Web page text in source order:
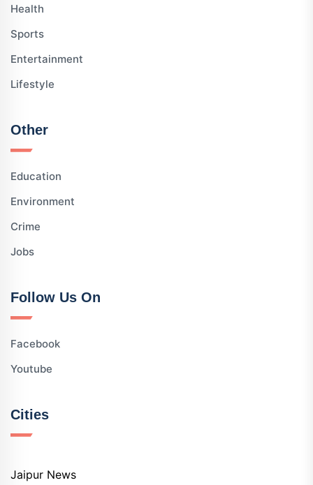
Health
Sports
Entertainment
Lifestyle
Other
Education
Environment
Crime
Jobs
Follow Us On
Facebook
Youtube
Cities
Jaipur News